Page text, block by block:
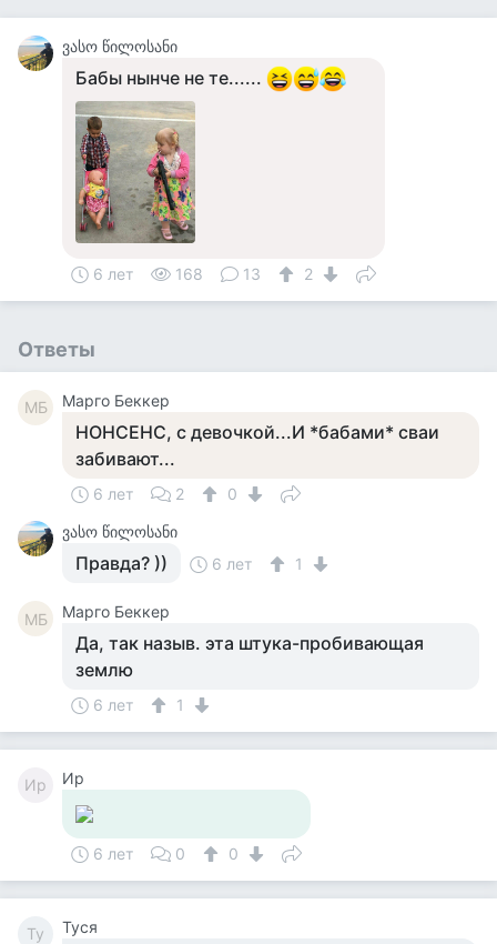
ვასო წილოსანი
Бабы нынче не те......
6 лет 168 13 2
Ответы
MБ Mарго Беккер
НОНСЕНС, с девочкой...И *бабами* сваи
забивают...
6 лет 2
0
ვასო წილოსანი
Правда? )) 6 лет 1
MБ Mарго Беккер
Да, так назыв. эта штука-пробивающая
землю
6 лет 1
Ир Ир
6 лет 0 0
Ty Tycя